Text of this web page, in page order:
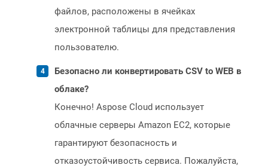
файлов, расположены в ячейках
электронной таблицы для представления
пользователю.
Безопасно ли конвертировать CSV to WEB в
облаке?
Конечно! Aspose Cloud использует
облачные серверы Amazon EC2, которые
гарантируют безопасность и
отказоустойчивость сервиса. Пожалуйста,